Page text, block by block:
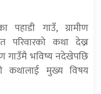
पहाडी गाउँ, ग्रामीण
परिवारको कथा देख्न
गाउँमै भविष्य नदेखेपछि
मुख्य विषय